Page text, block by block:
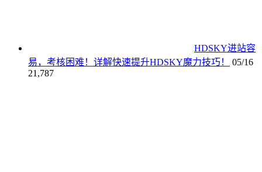
HDSKY进站容
易，考核困难！详解快速提升HDSKY魔力技巧！
05/16
21,787